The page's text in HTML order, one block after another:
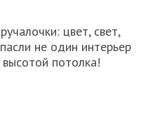
цвет, свет,
не один интерьер
потолка!